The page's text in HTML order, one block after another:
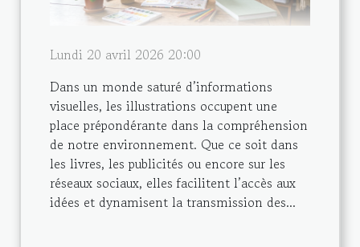
Lundi 20 avril 2026 20:00
Dans un monde saturé d’informations
visuelles, les illustrations occupent une
place prépondérante dans la compréhension
de notre environnement. Que ce soit dans
les livres, les publicités ou encore sur les
réseaux sociaux, elles facilitent l’accès aux
idées et dynamisent la transmission des...